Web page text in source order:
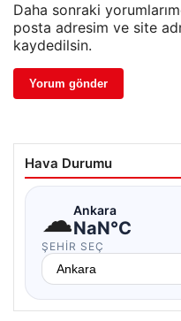
Daha sonraki
posta adresim ve site
kaydedilsin.
Hava Durumu
☁Ankara
NaN°C
ŞEHIR SEÇ